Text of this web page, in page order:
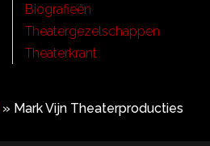
Biografieën
Theatergezelschappen
Theaterkrant
» Mark Vijn Theaterproducties